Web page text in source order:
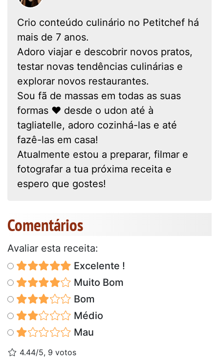
Crio conteúdo culinário no Petitchef há
mais de 7 anos.
Adoro viajar e descobrir novos pratos,
testar novas tendências culinárias e
explorar novos restaurantes.
Sou fã de massas em todas as suas
formas ❤ desde o udon até à
tagliatelle, adoro cozinhá-las e até
fazê-las em casa!
Atualmente estou a preparar, filmar e
fotografar a tua próxima receita e
espero que gostes!
Comentários
Avaliar esta receita:
Excelente !
Muito Bom
Bom
Médio
Mau
4.44/5, 9 votos